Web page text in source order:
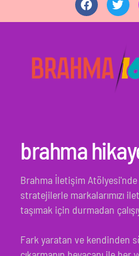
brahma
Brahma İletişim
stratejilerle markalarımızı
taşımak için durmadan
Fark yaratan ve kendinden